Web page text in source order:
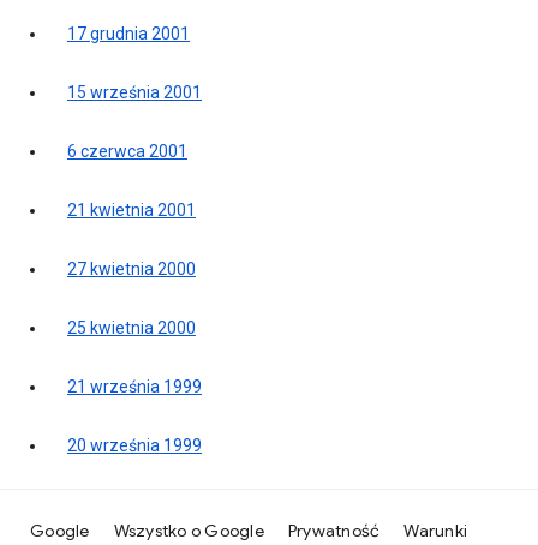
17 grudnia 2001
15 września 2001
6 czerwca 2001
21 kwietnia 2001
27 kwietnia 2000
25 kwietnia 2000
21 września 1999
20 września 1999
Google Wszystko o Google Prywatność Warunki